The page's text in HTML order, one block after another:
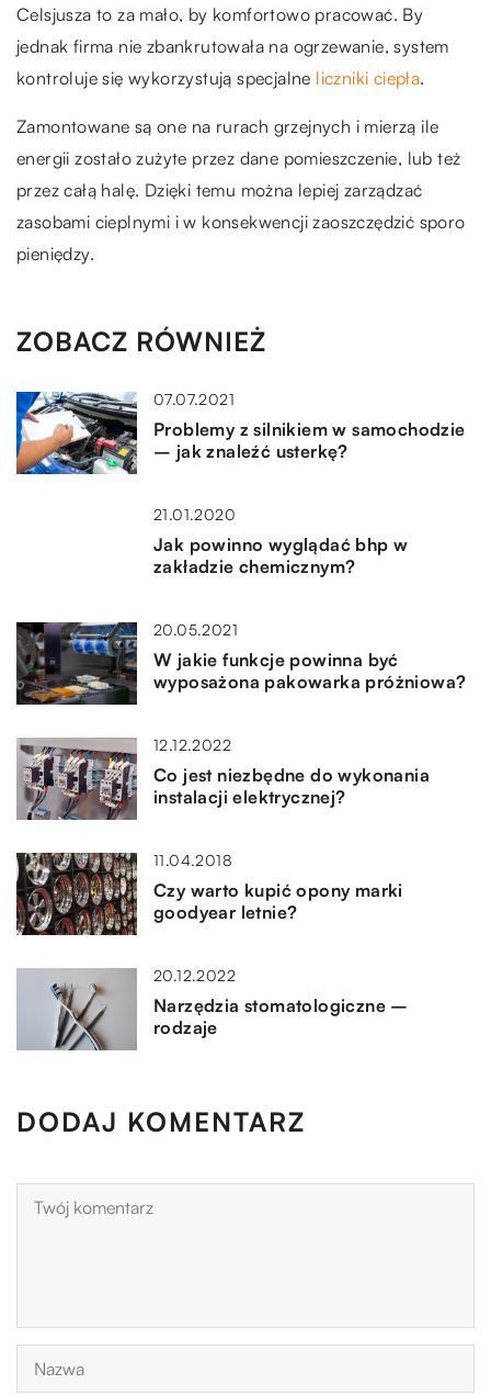
Celsjusza to za mało, by komfortowo pracować. By
jednak firma nie zbankrutowała na ogrzewanie, system
kontroluje się wykorzystują specjalne liczniki ciepła.
Zamontowane są one na rurach grzejnych i mierzą ile
energii zostało zużyte przez dane pomieszczenie, lub też
przez całą halę. Dzięki temu można lepiej zarządzać
zasobami cieplnymi i w konsekwencji zaoszczędzić sporo
pieniędzy.
ZOBACZ RÓWNIEŻ
07.07.2021
Problemy z silnikiem w samochodzie
– jak znaleźć usterkę?
21.01.2020
Jak powinno wyglądać bhp w
zakładzie chemicznym?
20.05.2021
W jakie funkcje powinna być
wyposażona pakowarka próżniowa?
12.12.2022
Co jest niezbędne do wykonania
instalacji elektrycznej?
11.04.2018
Czy warto kupić opony marki
goodyear letnie?
20.12.2022
Narzędzia stomatologiczne –
rodzaje
DODAJ KOMENTARZ